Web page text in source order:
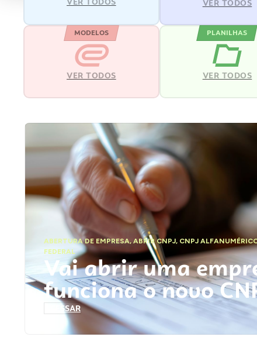
VER TODOS
MODELOS
VER TODOS
PLANILHAS
VER TODOS
ABERTURA DE EMPRESA,ABRIR CNPJ, CNPJ
FEDERAL
Vai abrir uma
funciona o novo
ACESSAR